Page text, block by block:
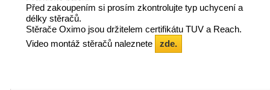
Před zakoupením si prosím zkontrolujte typ uchycení a
délky stěračů.
Stěrače Oximo jsou držitelem certifikátu TUV a Reach.
Video montáž stěračů naleznete
zde.